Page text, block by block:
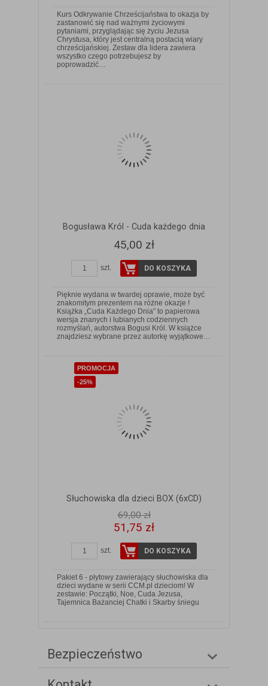
Kurs Odkrywanie Chrześcijaństwa to okazja by
zastanowić się nad ważnymi życiowymi
pytaniami, przyglądając się życiu Jezusa
Chrystusa, który jest centralną postacią wiary
chrześcijańskiej. Zestaw dla lidera zawiera
wszystko czego potrzebujesz by
poprowadzić…
ZOBACZ SZCZEGÓŁY
Bogusława Król - Cuda każdego dnia
45,00 zł
szt. DO KOSZYKA
Pięknie wydana w twardej oprawie, może być
znakomitym prezentem na różne okazje !
Książka „Cuda Każdego Dnia” to papierowa
wersja znanych i lubianych codziennych
rozmyślań, autorstwa Bogusi Król. W książce
znajdziesz wybrane przez autorkę wyjątkowe…
ZOBACZ SZCZEGÓŁY
PROMOCJA
-25%
Słuchowiska dla dzieci BOX (6xCD)
69,00 zł
51,75 zł
szt. DO KOSZYKA
Pakiet 6 - płytowy zawierający słuchowiska dla
dzieci wydane w serii CCM.pl dzieciom! W
zestawie: Początki, Noe, Cuda Jezusa,
Tajemnica Bażanciej Chatki i Skarby śniegu
Bezpieczeństwo